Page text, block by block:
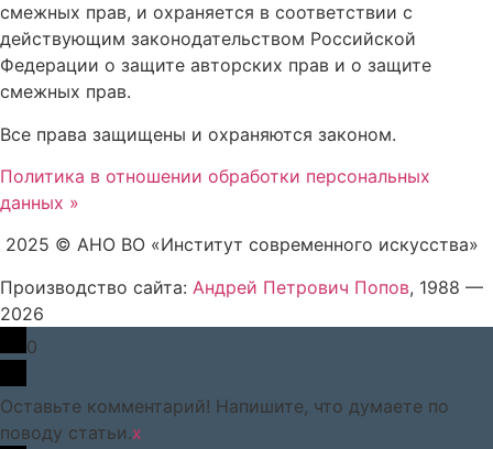
смежных прав, и охраняется в соответствии с
действующим законодательством Российской
Федерации о защите авторских прав и о защите
смежных прав.
Все права защищены и охраняются законом.
Политика в отношении обработки персональных
данных »
2025 © АНО ВО «Институт современного искусства»
Производство сайта: Андрей Петрович Попов, 1988 —
2026
0
Оставьте комментарий! Напишите, что думаете по
поводу статьи.x